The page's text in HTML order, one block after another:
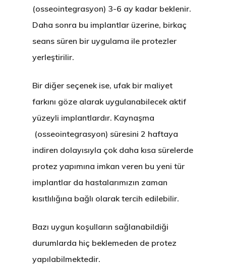
(osseointegrasyon) 3-6 ay kadar beklenir.
Daha sonra bu implantlar üzerine, birkaç
seans süren bir uygulama ile protezler
yerleştirilir.
Bir diğer seçenek ise, ufak bir maliyet
farkını göze alarak uygulanabilecekaktif
yüzeyli implantlardır. Kaynaşma
(osseointegrasyon) süresini 2 haftaya
indiren dolayısıyla çok daha kısa sürelerde
protez yapımına imkan veren bu yeni tür
implantlar da hastalarımızın zaman
kısıtlılığına bağlı olarak tercih edilebilir.
Bazı uygun koşulların sağlanabildiği
durumlarda hiç beklemeden de protez
yapılabilmektedir.